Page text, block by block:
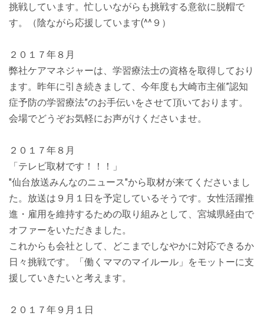
挑戦しています。忙しいながらも挑戦する意欲に脱帽で
す。（陰ながら応援しています(^^９）
２０１７年８月
弊社ケアマネジャーは、学習療法士の資格を取得しており
ます。昨年に引き続きまして、今年度も大崎市主催”認知
症予防の学習療法”のお手伝いをさせて頂いております。
会場でどうぞお気軽にお声がけくださいませ。
２０１７年８月
「テレビ取材です！！！」
"仙台放送みんなのニュース"から取材が来てくださいまし
た。放送は９月１日を予定しているそうです。女性活躍推
進・雇用を維持するための取り組みとして、宮城県経由で
オファーをいただきました。
これからも会社として、どこまでしなやかに対応できるか
日々挑戦です。「働くママのマイルール」をモットーに支
援していきたいと考えます。
２０１７年９月１日